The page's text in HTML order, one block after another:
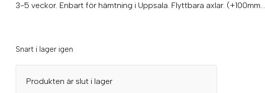
3-5 veckor. Enbart för hämtning i Uppsala. Flyttbara axlar. (+100mm…
Snart i lager igen
Produkten är slut i lager